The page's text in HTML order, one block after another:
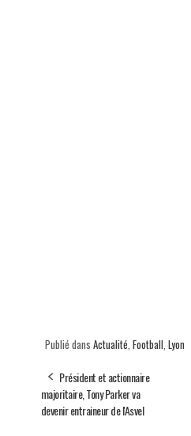
Publié dans Actualité Football Lyon
Président et actionnaire
majoritaire, Tony Parker va
devenir entraineur de l'Asvel